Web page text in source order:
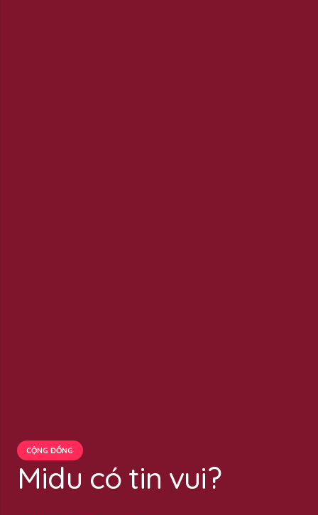
CỘNG ĐỒNG
Midu có tin vui?